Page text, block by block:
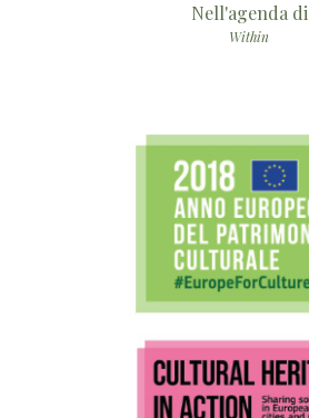
Nell'agenda di
Within